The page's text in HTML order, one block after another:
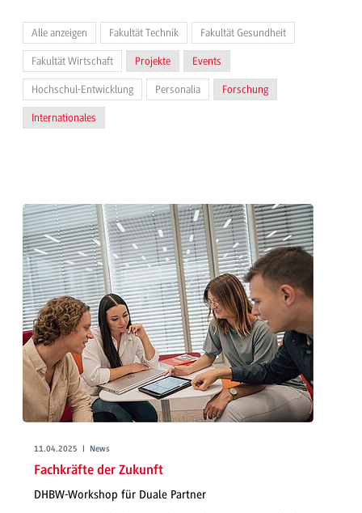
Alle anzeigen Fakultät Technik Fakultät Gesundheit
Fakultät Wirtschaft Projekte Events
Hochschul-Entwicklung Personalia Forschung
Internationales
11.04.2025 | News
Fachkräfte der Zukunft
DHBW-Workshop für Duale Partner